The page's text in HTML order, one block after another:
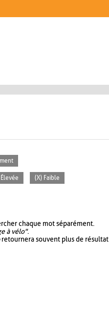
(X) Faible
chaque mot séparément.
à vélo".
retournera souvent plus de résultat